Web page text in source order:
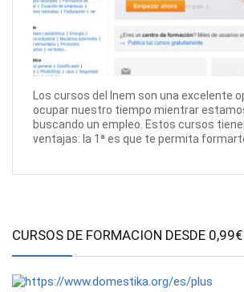
Los cursos del Inem son una excelente
ocupar nuestro tiempo mientrar
buscando un empleo. Estos cursos
ventajas: la 1ª es que te permita formarte
CURSOS DE FORMACION DESDE 0,99€